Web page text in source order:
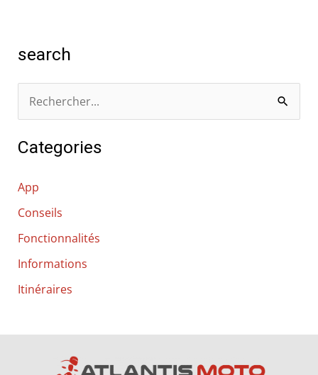
search
c
e
r
c
h
e
Categories
App
Conseils
Fonctionnalités
Informations
Itinéraires